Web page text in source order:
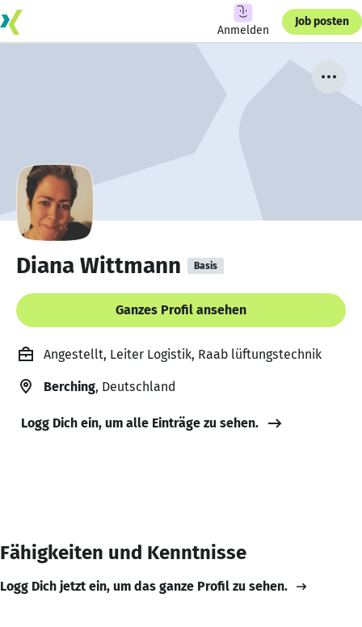
Anmelden
Job posten
Diana Wittmann Basis
Ganzes Profil ansehen
Angestellt, Leiter Logistik, Raab lüftungstechnik
Berching, Deutschland
Logg Dich ein, um alle Einträge zu sehen.
Fähigkeiten und Kenntnisse
Logg Dich jetzt ein, um das ganze Profil zu sehen.